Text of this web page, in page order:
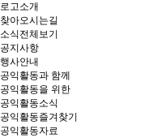
로고소개
찾아오시는길
소식전체보기
공지사항
행사안내
공익활동과 함께
공익활동을 위한
공익활동소식
공익활동즐겨찾기
공익활동자료